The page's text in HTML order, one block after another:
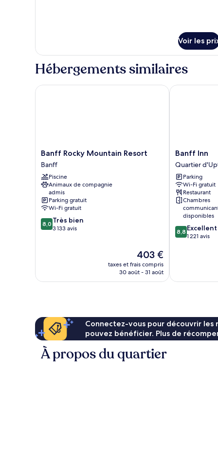
lit
et
1
canapé-
lit
chambre
Appart'hôtel,
1
grand
et
Voir les
Hébergements similaires
Banff
Rocky
Mountain
Resort
Banff
Banff Rocky Mountain Resort
Banff
Piscine
Animaux de compagnie
admis
Parking gratuit
Wi-Fi gratuit
8.0
sur
8,0 Très bien
3 133 avis
Le
nouveau
prix
403 €
taxes et frais compris
30 août - 31 août
Banff Rocky Mountain Resort
Banff
Inn
Quartier
d'Uptown
Banff Inn
Quartier
Parking
Wi-Fi gratuit
Restaurant
Chambres
disponibles
8.8
sur
8,8 Excellent
1 221 avis
Banff Inn
Connectez-vous pour découvrir
pouvez bénéficier. Plus de
À propos du quartier